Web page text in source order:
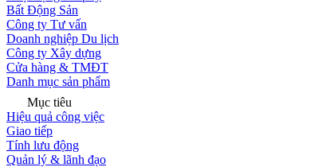
Bất Động Sản
Công ty Tư vấn
Doanh nghiệp Du lịch
Công ty Xây dựng
Cửa hàng & TMĐT
Danh mục sản phẩm
Mục tiêu
Hiệu quả công việc
Giao tiếp
Tính lưu động
Quản lý & lãnh đạo